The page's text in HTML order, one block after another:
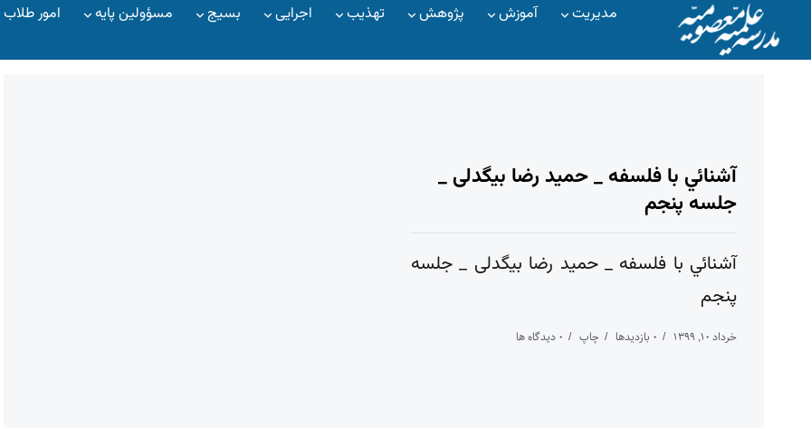
مدیریت آموزش پژوهش تهذیب اجرایی بسیج مسؤولین پایه امور طلاب
آشنائي با فلسفه _ حمید رضا بیگدلی _
جلسه پنجم
آشنائي با فلسفه _ حمید رضا بیگدلی _ جلسه
پنجم
خرداد ۱۰, ۱۳۹۹ ۰ بازدیدها چاپ ۰ دیدگاه ها